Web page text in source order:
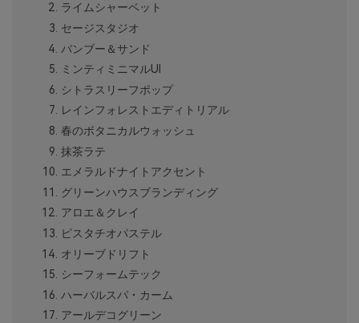
ライムシャーベット
セージスタジオ
バンブー＆サンド
ミンティミニマルUI
シトラスリーフポップ
レインフォレストエディトリアル
春のボタニカルウォッシュ
抹茶ラテ
エメラルドナイトアクセント
グリーンハウスブランディング
アロエ＆クレイ
ピスタチオパステル
オリーブドリフト
シーフォームテック
ハーバルスパ・カーム
アールデコグリーン